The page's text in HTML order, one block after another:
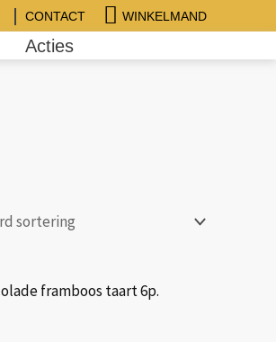
CONTACT Winkelwagen
WINKELMAND
Acties